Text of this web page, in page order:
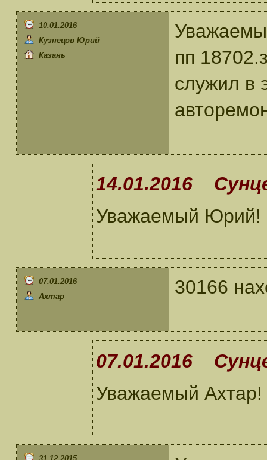
10.01.2016
Кузнецов Юрий
Казань
пп
служил в
14.01.2016
Уважаемый Юрий!
07.01.2016
Ахтар
30166
07.01.2016
Уважаемый Ахтар!